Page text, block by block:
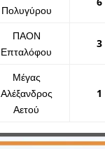
Πολυγύρου
ΠΑΟΝ
Επταλόφου
3
Μέγας
Αλέξανδρος
Αετού
1